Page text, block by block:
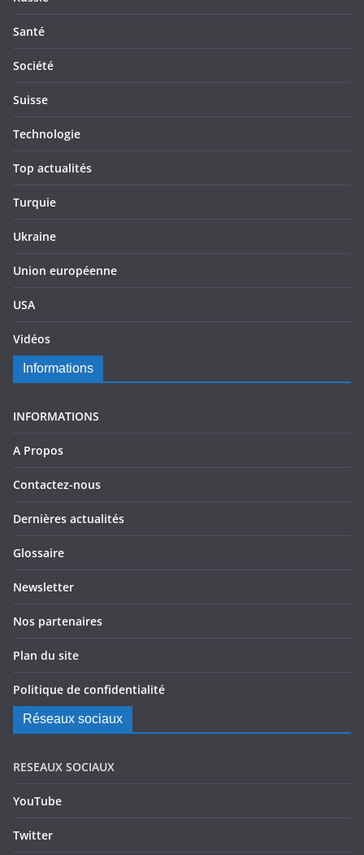
Santé
Société
Suisse
Technologie
Top actualités
Turquie
Ukraine
Union européenne
USA
Vidéos
Informations
INFORMATIONS
A Propos
Contactez-nous
Dernières actualités
Glossaire
Newsletter
Nos partenaires
Plan du site
Politique de confidentialité
Réseaux sociaux
RESEAUX SOCIAUX
YouTube
Twitter